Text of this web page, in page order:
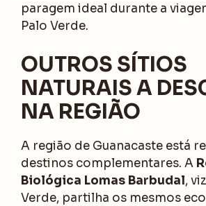
paragem ideal durante a
Palo Verde.
OUTROS SÍTIOS
NATURAIS A
NA REGIÃO
A região de Guanacaste está
destinos complementares. A
Biológica Lomas Barbudal,
Verde, partilha os mesmos